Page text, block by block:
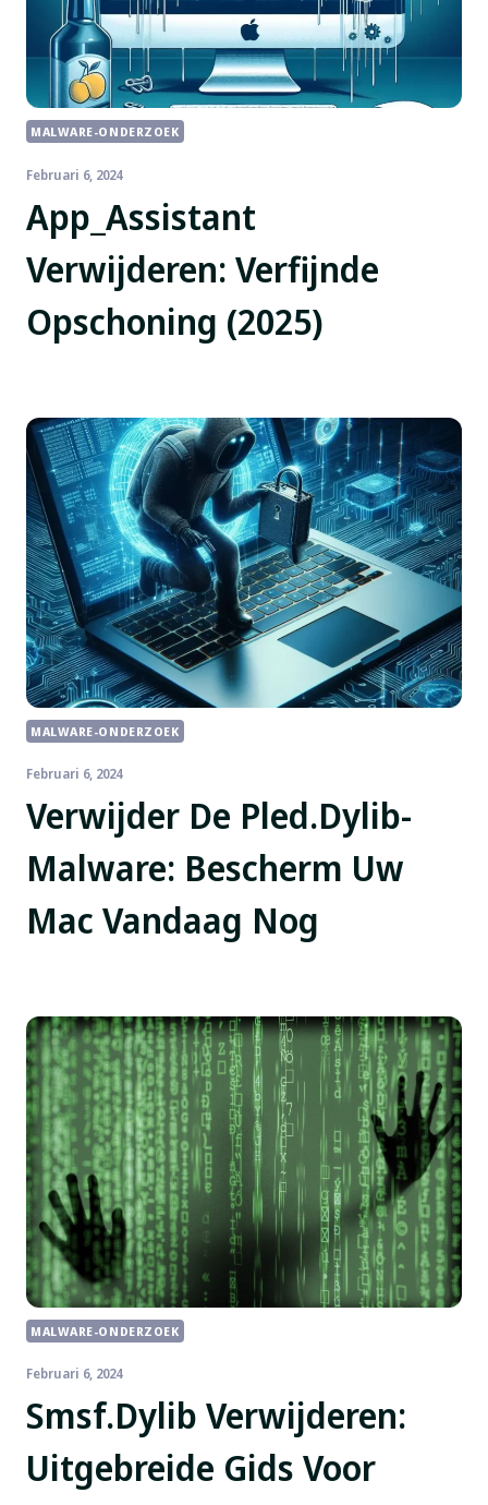
MALWARE-ONDERZOEK
App_Assistant
Verwijderen: Verfijnde
Opschoning (2025)
Februari 6, 2024
MALWARE-ONDERZOEK
Verwijder De Pled.dylib-
Malware: Bescherm Uw
Mac Vandaag Nog
Februari 6, 2024
MALWARE-ONDERZOEK
Smsf.Dylib Verwijderen:
Uitgebreide Gids Voor
Februari 6, 2024